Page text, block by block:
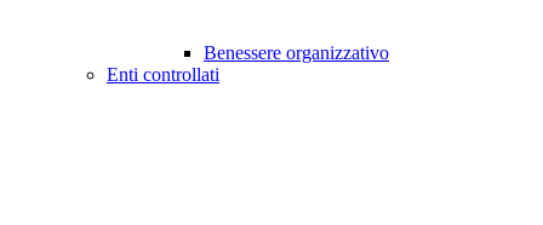
Benessere organizzativo
Enti controllati